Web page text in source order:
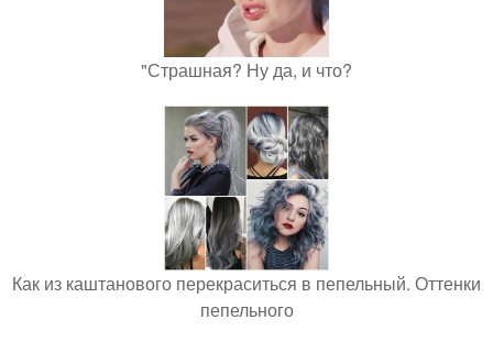
"Страшная? Ну да, и что?
Как из каштанового перекраситься в пепельный. Оттенки
пепельного